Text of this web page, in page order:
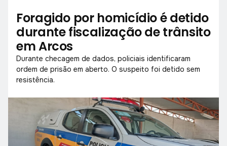
Foragido por homicídio é detido
durante fiscalização de trânsito
em Arcos
Durante checagem de dados, policiais identificaram
ordem de prisão em aberto. O suspeito foi detido sem
resistência.